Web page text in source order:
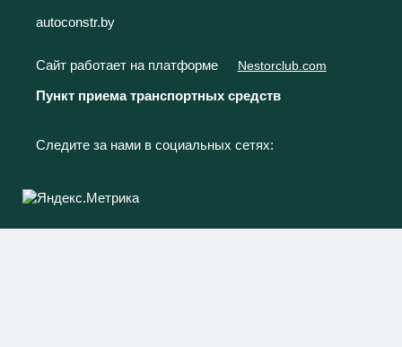
autoconstr.by
Сайт работает на платформе Nestorclub.com
Пункт приема транспортных средств
Следите за нами в социальных сетях: